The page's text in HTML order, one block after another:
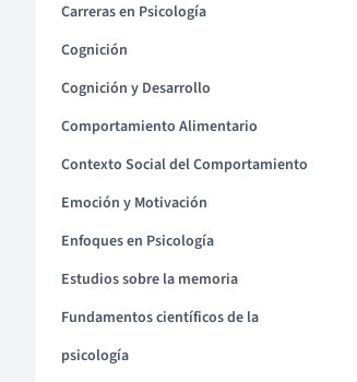
Carreras en Psicología
Cognición
Cognición y Desarrollo
Comportamiento Alimentario
Contexto Social del Comportamiento
Emoción y Motivación
Enfoques en Psicología
Estudios sobre la memoria
Fundamentos científicos de la
psicología